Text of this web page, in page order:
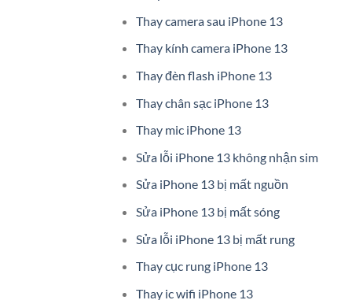
Thay camera sau iPhone 13
Thay kính camera iPhone 13
Thay đèn flash iPhone 13
Thay chân sạc iPhone 13
Thay mic iPhone 13
Sửa lỗi iPhone 13 không nhận sim
Sửa iPhone 13 bị mất nguồn
Sửa iPhone 13 bị mất sóng
Sửa lỗi iPhone 13 bị mất rung
Thay cục rung iPhone 13
Thay ic wifi iPhone 13